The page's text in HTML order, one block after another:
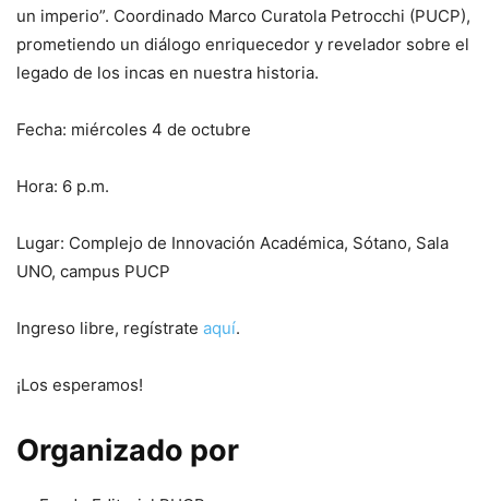
un imperio”. Coordinado Marco Curatola Petrocchi (PUCP),
prometiendo un diálogo enriquecedor y revelador sobre el
legado de los incas en nuestra historia.
Fecha: miércoles 4 de octubre
Hora: 6 p.m.
Lugar: Complejo de Innovación Académica, Sótano, Sala
UNO, campus PUCP
Ingreso libre, regístrate aquí.
¡Los esperamos!
Organizado por